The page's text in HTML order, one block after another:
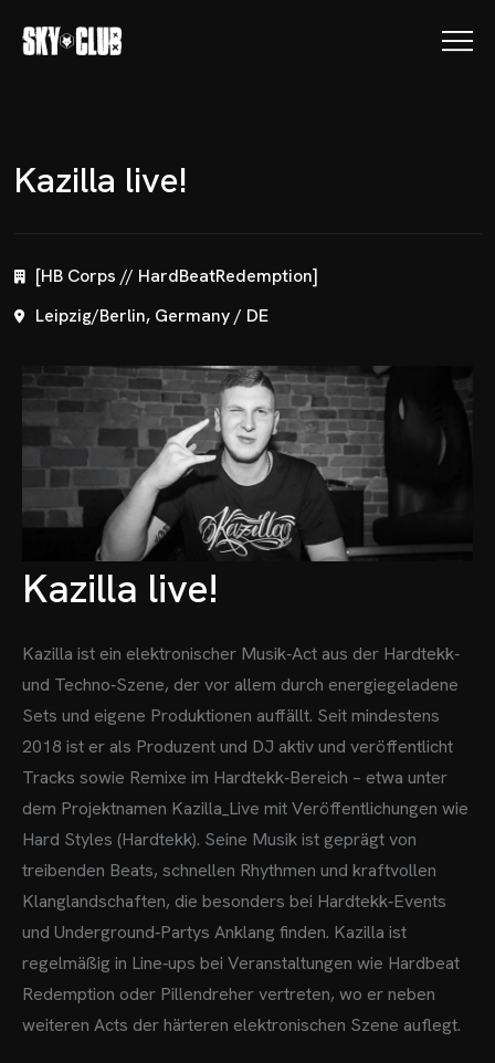
Kazilla live!
[HB Corps // HardBeatRedemption]
Leipzig/Berlin, Germany / DE
Kazilla live!
Kazilla ist ein elektronischer Musik‑Act aus der Hardtekk‑
und Techno‑Szene, der vor allem durch energiegeladene
Sets und eigene Produktionen auffällt. Seit mindestens
2018 ist er als Produzent und DJ aktiv und veröffentlicht
Tracks sowie Remixe im Hardtekk‑Bereich – etwa unter
dem Projektnamen Kazilla_Live mit Veröffentlichungen wie
Hard Styles (Hardtekk). Seine Musik ist geprägt von
treibenden Beats, schnellen Rhythmen und kraftvollen
Klanglandschaften, die besonders bei Hardtekk‑Events
und Underground‑Partys Anklang finden. Kazilla ist
regelmäßig in Line‑ups bei Veranstaltungen wie Hardbeat
Redemption oder Pillendreher vertreten, wo er neben
weiteren Acts der härteren elektronischen Szene auflegt.